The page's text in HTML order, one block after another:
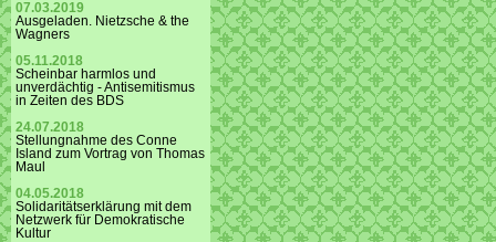
07.03.2019
Ausgeladen. Nietzsche & the
Wagners
05.11.2018
Scheinbar harmlos und
unverdächtig - Antisemitismus
in Zeiten des BDS
24.07.2018
Stellungnahme des Conne
Island zum Vortrag von Thomas
Maul
04.05.2018
Solidaritätserklärung mit dem
Netzwerk für Demokratische
Kultur